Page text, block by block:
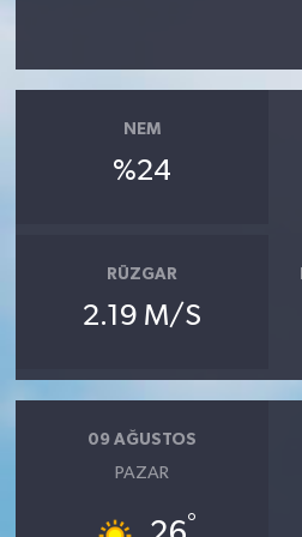
NEM
%24
RÜZGAR
2.19 M/S
09 AĞUSTOS
PAZAR
°